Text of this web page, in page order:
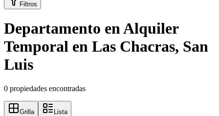
Filtros
Departamento en Alquiler
Temporal en Las Chacras, San
Luis
0 propiedades encontradas
Grilla Lista